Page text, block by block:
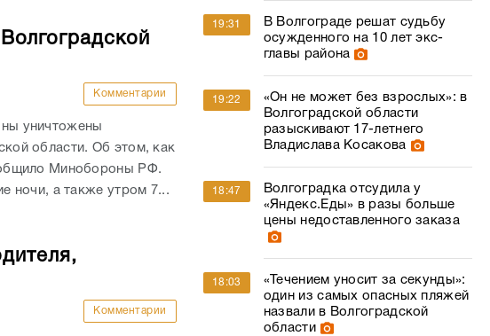
Комментарии
уничтожены
области. Об этом, как
Минобороны РФ.
ночи, а также утром 7...
Комментарии
19:31
В Волгограде решат судьбу
осужденного на 10 лет экс-
главы района
19:22
«Он не может без взрослых»: в
Волгоградской области
разыскивают 17-летнего
Владислава Косакова
18:47
Волгоградка отсудила у
«Яндекс.Еды» в разы больше
цены недоставленного заказа
18:03
«Течением уносит за секунды»:
один из самых опасных пляжей
назвали в Волгоградской
области